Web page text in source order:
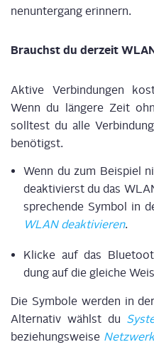
nen­un­ter­gang erinnern.
Brauchst du der­zeit
Akti­ve Ver­bin­dun­gen
Wenn du l änge­re Zeit
soll­test du alle
benö­tigst.
Wenn du zum Bei­spiel
deak­ti­vierst du das
spre­chen­de Sym­bol
in
WLAN deak­ti­vie­ren.
Kli­cke auf das
dung auf die glei­che
Die Sym­bo­le wer­den in
Alter­na­tiv wählst du
bezie­hungs­wei­se Netz­werk